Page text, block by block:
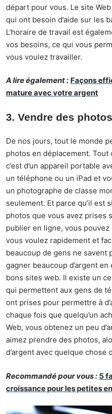
départ pour vous. Le site
qui ont besoin d’aide sur les
L’horaire de travail est
vos besoins, ce qui vous
vous voulez travailler.
A lire également : Façons
mature avec votre argent
3. Vendre des
De nos jours, tout le monde
photos en déplacement. Tout
c’est d’un appareil portable
un téléphone ou un iPad et
un photographe de classe
seulement. Et parce qu’il est
photos que vous avez prises
publier en ligne, vous
vous voulez rapidement et
beaucoup de gens ne savent
gagner beaucoup d’argent
bons sites web. Il existe un
qui permettent aux gens de
ont prises pour permettre à
chaque fois que quelqu’un
Web, vous obtenez un peu
aimez prendre des photos,
d’argent avec quelque chose
Recommandé pour vous : 5
croissance pour les petites